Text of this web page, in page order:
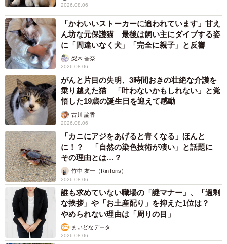
―同作を制作するにあたり、特に大切にされた描写や演出
があれば教えてください。
何よりも、投稿者の方が体験されたお話そのものの魅力を
損なわず、そのまま読者へ届けることを大切にしました。
そのため、内容が自然に伝わるよう読みやすさや分かりや
すさを意識しています。また、この作品ではラストの感動
的な余韻がしっかり心に残るよう、締め方にも特にこだわ
りました。
＜大友しゅうまさん関連情報＞
▽Ⅹ（旧Twitter）「くろねこのゾクっと怪奇譚」
https://x.com/ranpan22
▽Ⅹ（旧Twitter）「大友しゅうま 映画紹介」
https://x.com/ranpan21
▽Instagram「くろねこのゾクッとする怪奇譚」
https://www.instagram.com/otomo_shuma2/
2026.08.06
「かわいいストーカーに追われています」甘え
ん坊な元保護猫 最後は飼い主にダイブする姿
に「間違いなく犬」「完全に親子」と反響
梨木 香奈
2026.08.06
がんと片目の失明、3時間おきの壮絶な介護を
乗り越えた猫 「叶わないかもしれない」と覚
悟した19歳の誕生日を迎えて感動
古川 諭香
2026.08.06
「カニにアジをあげると青くなる」ほんと
に！？ 「自然の染色技術が凄い」と話題に
その理由とは…？
竹中 友一（RinToris）
2026.08.06
誰も求めていない職場の「謎マナー」、「過剰
な挨拶」や「お土産配り」を抑えた1位は？
やめられない理由は「周りの目」
まいどなデータ
2026.08.06